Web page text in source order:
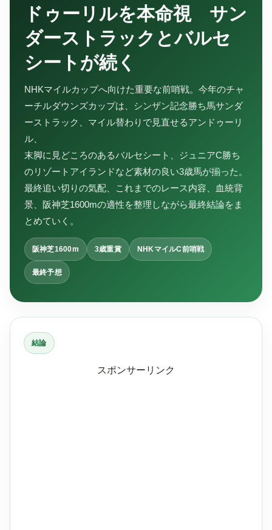
ドゥーリルを本命視 サン
ダーストラックとバルセ
シートが続く
NHKマイルカップへ向けた重要な前哨戦。今年のチャ
ーチルダウンズカップは、シンザン記念勝ち馬サンダ
ーストラック、マイル替わりで見直せるアンドゥーリ
ル、
末脚に見どころのあるバルセシート、ジュニアC勝ち
のリゾートアイランドなど素材の良い3歳馬が揃った。
最終追い切りの気配、これまでのレース内容、血統背
景、阪神芝1600mの適性を整理しながら最終結論をま
とめていく。
阪神芝1600m 3歳重賞 NHKマイルC前哨戦
最終予想
結論
スポンサーリンク